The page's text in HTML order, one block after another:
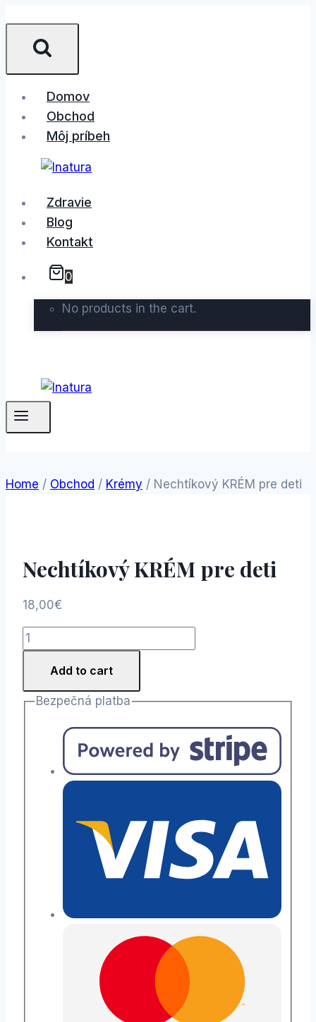
content
Domov
Obchod
Môj príbeh
Zdravie
Blog
Kontakt
0
No products in the cart.
Home / Obchod / Krémy / Nechtíkový KRÉM pre deti
Nechtíkový KRÉM pre deti
18,00€
Nechtíkový
KRÉM
deti
quantity
Add to cart
Bezpečná platba